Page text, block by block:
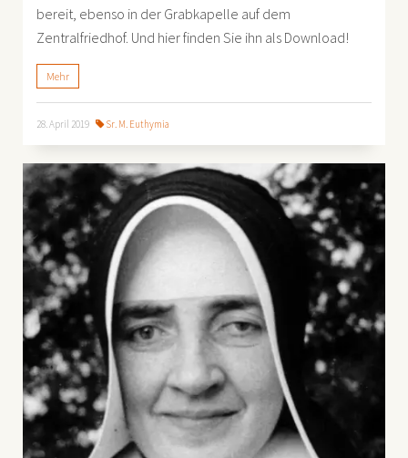
bereit, ebenso in der Grabkapelle auf dem
Zentralfriedhof. Und hier finden Sie ihn als Download!
Mehr
28. April 2019 Sr. M. Euthymia